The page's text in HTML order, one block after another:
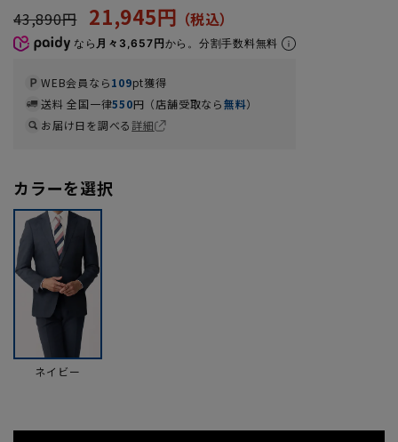
43,890円 21,945円
なら 月々3,657円から。分割手数料無料
WEB会員なら109pt獲得
送料 全国一律550円（店舗受取なら無料）
お届け日を調べる詳細
カラーを選択
ネイビー